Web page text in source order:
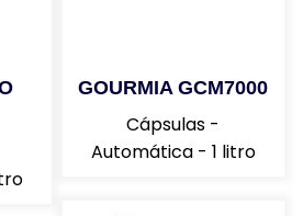
CF37 ROSSA
GOURMIA GCM7000
Cápsulas -
Automática - 1 litro